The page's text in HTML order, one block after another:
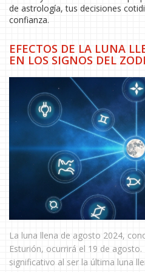
de astrología, tus decisiones
confianza.
EFECTOS DE LA LUNA
EN LOS SIGNOS DEL
La luna llena de agosto 2024,
Esturión, ocurrirá el 19 de
significativo al ser la última luna